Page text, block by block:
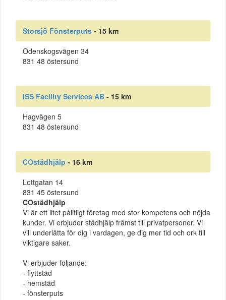
Storsjö Fönsterputs - 15 km
Odenskogsvägen 34
831 48 östersund
ISS Facility Services AB - 15 km
Hagvägen 5
831 48 östersund
COstädhjälp - 16 km
Lottgatan 14
831 45 östersund
COstädhjälp
Vi är ett litet pålitligt företag med stor kompetens och nöjda
kunder. Vi erbjuder städhjälp främst till privatpersoner. Vi
vill underlätta för dig i vardagen, ge dig mer tid och ork till
viktigare saker.
Vi erbjuder följande:
- flyttstäd
- hemstäd
- fönsterputs